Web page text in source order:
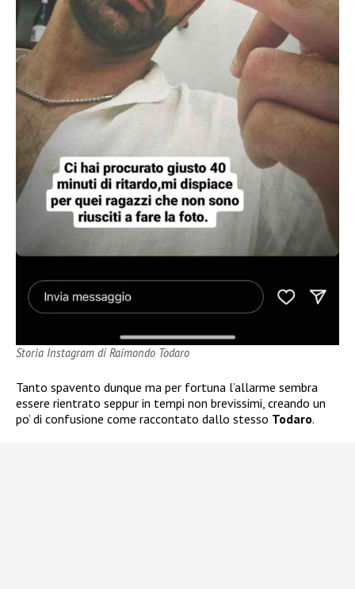
Storia Instagram di Raimondo Todaro
Tanto spavento dunque ma per fortuna l’allarme sembra
essere rientrato seppur in tempi non brevissimi, creando un
po’ di confusione come raccontato dallo stesso Todaro.